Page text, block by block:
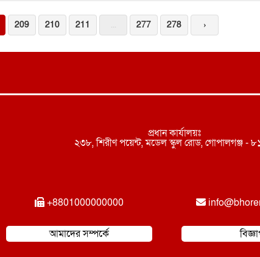
209 210 211 ... 277 278 ›
প্রধান কার্যালয়ঃ
২৩৮, শিরীণ পয়েন্ট, মডেল স্কুল রোড, গোপালগঞ্জ -
+8801000000000 info@
আমাদের সম্পর্কে